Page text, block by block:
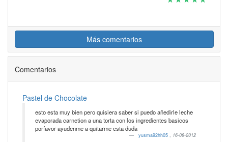
Más comentarios
Comentarios
Pastel de Chocolate
esto esta muy bien pero quisiera saber si puedo añedirle leche
evaporada carnetion a una torta con los ingredientes basicos
porfavor ayudenme a quitarme esta duda
yusma92hh05 , 16-08-2012